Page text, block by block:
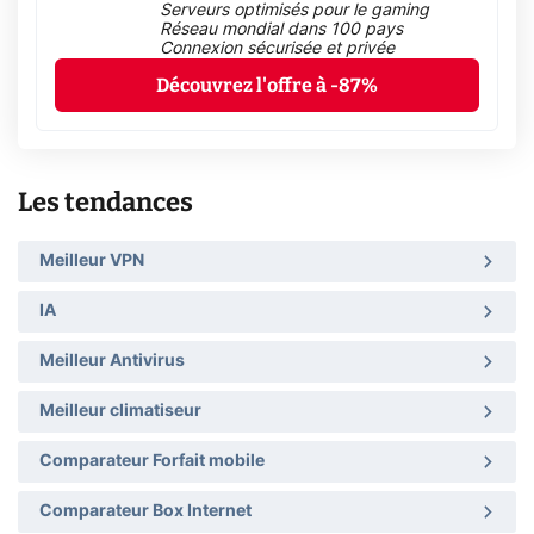
Serveurs optimisés pour le gaming
Réseau mondial dans 100 pays
Connexion sécurisée et privée
Découvrez l'offre à -87%
Les tendances
Meilleur VPN
IA
Meilleur Antivirus
Meilleur climatiseur
Comparateur Forfait mobile
Comparateur Box Internet